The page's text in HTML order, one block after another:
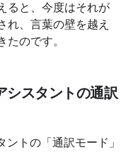
ると、今度はそれが
れ、言葉の壁を越え
のです。
シスタントの通訳
トの「通訳モード」